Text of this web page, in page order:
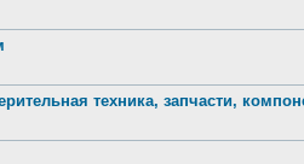
техника, запчасти,